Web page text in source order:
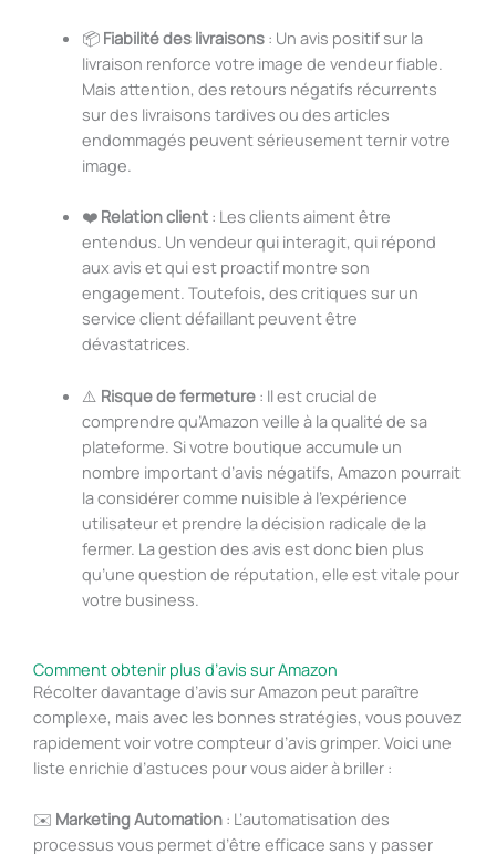
📦 Fiabilité des livraisons: Un avis positif sur la
livraison renforce votre image de vendeur fiable.
Mais attention, des retours négatifs récurrents
sur des livraisons tardives ou des articles
endommagés peuvent sérieusement ternir votre
image.
❤️ Relation client: Les clients aiment être
entendus. Un vendeur qui interagit, qui répond
aux avis et qui est proactif montre son
engagement. Toutefois, des critiques sur un
service client défaillant peuvent être
dévastatrices.
⚠️ Risque de fermeture: Il est crucial de
comprendre qu’Amazon veille à la qualité de sa
plateforme. Si votre boutique accumule un
nombre important d’avis négatifs, Amazon pourrait
la considérer comme nuisible à l’expérience
utilisateur et prendre la décision radicale de la
fermer. La gestion des avis est donc bien plus
qu’une question de réputation, elle est vitale pour
votre business.
Comment obtenir plus d’avis sur Amazon
Récolter davantage d’avis sur Amazon peut paraître
complexe, mais avec les bonnes stratégies, vous pouvez
rapidement voir votre compteur d’avis grimper. Voici une
liste enrichie d’astuces pour vous aider à briller :
✉️ Marketing Automation : L’automatisation des
processus vous permet d’être efficace sans y passer